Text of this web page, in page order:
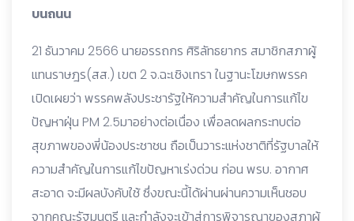
บนถนน
21 ธันวาคม 2566 นายอรรถกร ศิริลัทธยากร สมาชิกสภาผู้
แทนราษฎร(สส.) เขต 2 จ.ฉะเชิงเทรา ในฐานะโฆษกพรรค
เปิดเผยว่า พรรคพลังประชารัฐให้ความสำคัญในการแก้ไข
ปัญหาฝุ่น PM 2.5มาอย่างต่อเนื่อง เพื่อลดผลกระทบต่อ
สุขภาพของพี่น้องประชาชน ถือเป็นวาระแห่งชาติที่รัฐบาลให้
ความสำคัญในการแก้ไขปัญหาเร่งด่วน ก่อน พรบ. อากาศ
สะอาด จะมีผลบังคับใช้ ซึ่งขณะนี้ได้ผ่านผ่านความเห็นชอบ
จากคณะรัฐมนตรี และกำลังจะเข้าสู่การพิจารณาของสภาผู้